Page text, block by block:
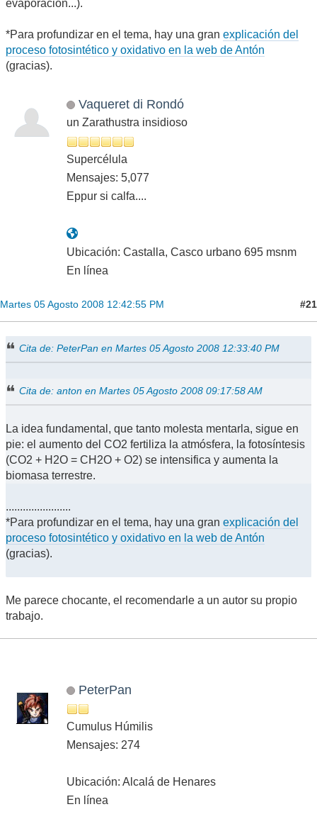
evaporación...).
*Para profundizar en el tema, hay una gran explicación del
proceso fotosintético y oxidativo en la web de Antón
(gracias).
Vaqueret di Rondó
un Zarathustra insidioso
Supercélula
Mensajes: 5,077
Eppur si calfa....
Ubicación: Castalla, Casco urbano 695 msnm
En línea
Martes 05 Agosto 2008 12:42:55 PM #21
Cita de: PeterPan en Martes 05 Agosto 2008 12:33:40 PM
Cita de: anton en Martes 05 Agosto 2008 09:17:58 AM
La idea fundamental, que tanto molesta mentarla, sigue en
pie: el aumento del CO2 fertiliza la atmósfera, la fotosíntesis
(CO2 + H2O = CH2O + O2) se intensifica y aumenta la
biomasa terrestre.
.......................
*Para profundizar en el tema, hay una gran explicación del
proceso fotosintético y oxidativo en la web de Antón
(gracias).
Me parece chocante, el recomendarle a un autor su propio
trabajo.
PeterPan
Cumulus Húmilis
Mensajes: 274
Ubicación: Alcalá de Henares
En línea